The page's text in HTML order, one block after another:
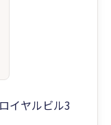
イヤルビル3